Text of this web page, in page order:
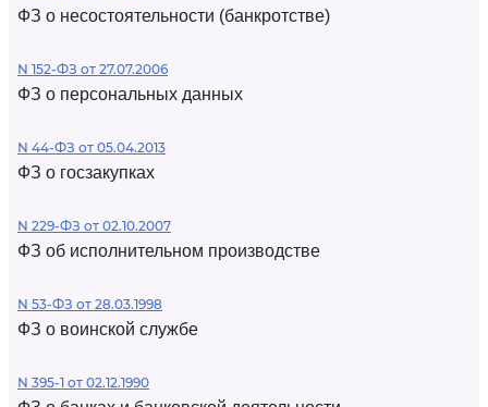
ФЗ о несостоятельности (банкротстве)
N 152-ФЗ от 27.07.2006
ФЗ о персональных данных
N 44-ФЗ от 05.04.2013
ФЗ о госзакупках
N 229-ФЗ от 02.10.2007
ФЗ об исполнительном производстве
N 53-ФЗ от 28.03.1998
ФЗ о воинской службе
N 395-1 от 02.12.1990